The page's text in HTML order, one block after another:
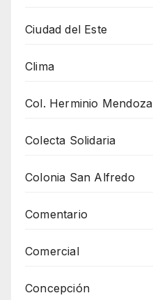
Ciudad del Este
Clima
Col. Herminio Mendoza
Colecta Solidaria
Colonia San Alfredo
Comentario
Comercial
Concepción